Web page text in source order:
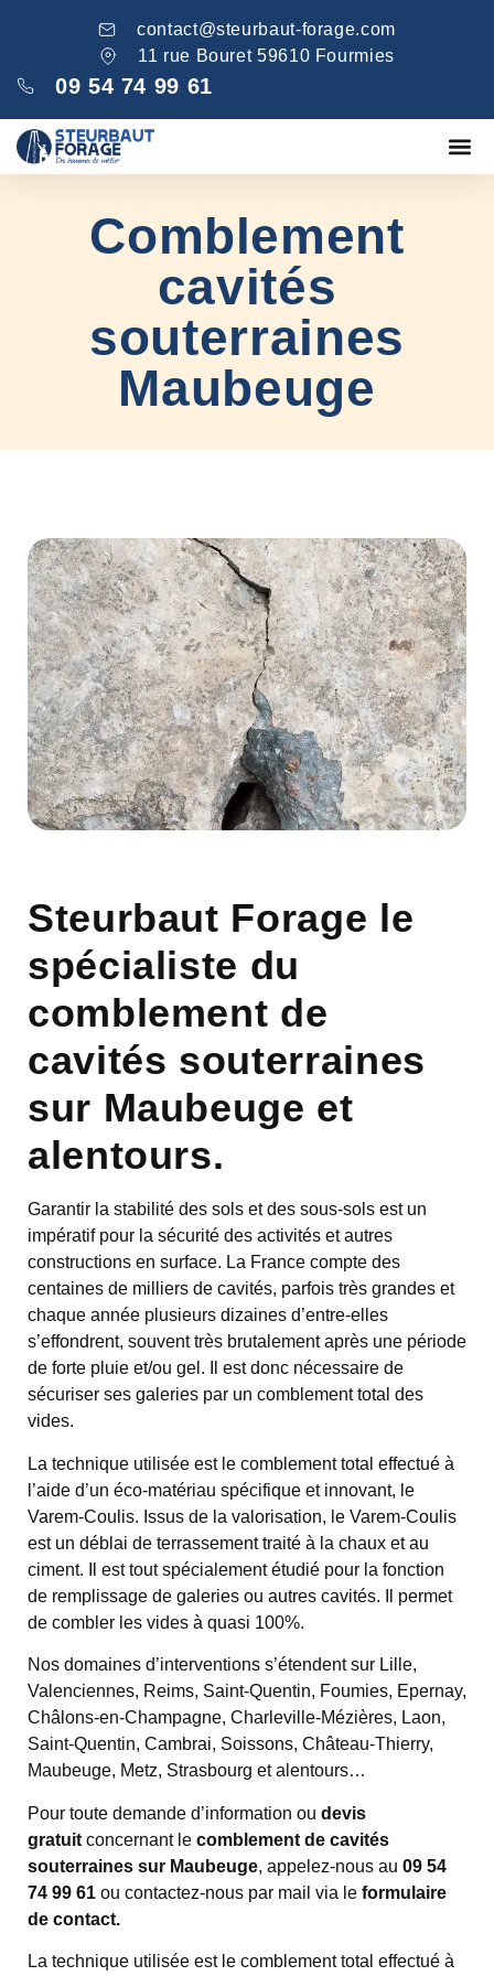
contact@steurbaut-forage.com
11 rue Bouret 59610 Fourmies
09 54 74 99 61
Comblement
cavités
souterraines
Maubeuge
Steurbaut Forage le
spécialiste du
comblement de
cavités souterraines
sur Maubeuge et
alentours.
Garantir la stabilité des sols et des sous-sols est un
impératif pour la sécurité des activités et autres
constructions en surface. La France compte des
centaines de milliers de cavités, parfois très grandes et
chaque année plusieurs dizaines d’entre-elles
s’effondrent, souvent très brutalement après une période
de forte pluie et/ou gel. Il est donc nécessaire de
sécuriser ses galeries par un comblement total des
vides.
La technique utilisée est le comblement total effectué à
l’aide d’un éco-matériau spécifique et innovant, le
Varem-Coulis. Issus de la valorisation, le Varem-Coulis
est un déblai de terrassement traité à la chaux et au
ciment. Il est tout spécialement étudié pour la fonction
de remplissage de galeries ou autres cavités. Il permet
de combler les vides à quasi 100%.
Nos domaines d’interventions s’étendent sur Lille,
Valenciennes, Reims, Saint-Quentin, Foumies, Epernay,
Châlons-en-Champagne, Charleville-Mézières, Laon,
Saint-Quentin, Cambrai, Soissons, Château-Thierry,
Maubeuge, Metz, Strasbourg et alentours…
Pour toute demande d’information ou devis
gratuit concernant le comblement de cavités
souterraines sur Maubeuge, appelez-nous au 09 54
74 99 61 ou contactez-nous par mail via le formulaire
de contact.
La technique utilisée est le comblement total effectué à